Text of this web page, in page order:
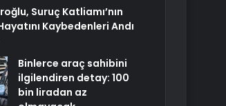
Suruç Katliamı’nın
Hayatını Kaybedenleri Andı
Binlerce araç sahibini
ilgilendiren detay: 100
bin liradan az